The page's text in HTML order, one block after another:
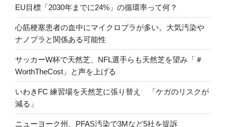
EU目標「2030年までに24%」の循環率って何？
心筋梗塞患者の血中にマイクロプラが多い。大気汚染や
ナノプラと関係ある可能性
サッカーW杯で天然芝、NFL選手らも天然芝を望み「＃
WorthTheCost」と声を上げる
いわきFC 練習場を天然芝に張り替え 「ケガのリスクが
減る」
ニューヨーク州、PFAS汚染で3Mなど5社を提訴